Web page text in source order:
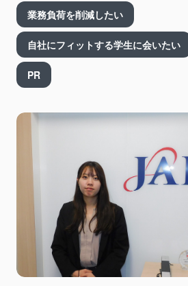
業務負荷を削減したい
自社にフィットする学生に会いたい
PR